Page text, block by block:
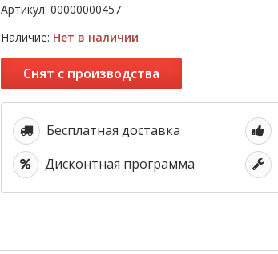
Артикул:00000000457
Наличие: Нет в наличии
Снят с производства
Бесплатная доставка
Дисконтная программа